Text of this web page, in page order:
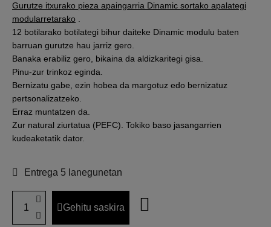
Gurutze itxurako pieza apaingarria Dinamic sortako apalategi
modularretarako .
12 botilarako botilategi bihur daiteke Dinamic modulu baten
barruan gurutze hau jarriz gero.
Banaka erabiliz gero, bikaina da aldizkaritegi gisa.
Pinu-zur trinkoz eginda.
Bernizatu gabe, ezin hobea da margotuz edo bernizatuz
pertsonalizatzeko.
Erraz muntatzen da.
Zur natural ziurtatua (PEFC). Tokiko baso jasangarrien
kudeaketatik dator.
Entrega 5 lanegunetan
Gehitu saskira